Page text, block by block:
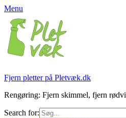
Menu
Fjern pletter på Pletvæk.dk
Rengøring: Fjern skimmel, fjern
Search for: